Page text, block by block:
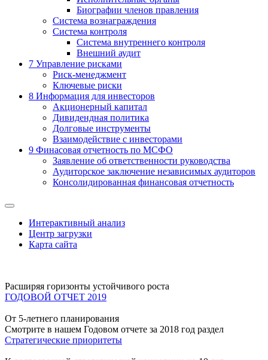
Биографии членов правления
Система вознаграждения
Система контроля
Система внутреннего контроля
Внешний аудит
7 Управление рисками
Риск-менеджмент
Ключевые риски
8 Информация для инвесторов
Акционерный капитал
Дивидендная политика
Долговые инструменты
Взаимодействие с инвеcторами
9 Финасовая отчетность по МСФО
Заявление об ответственности руководства
Аудиторское заключение независимых аудиторов
Консолидированная финансовая отчетность
Интерактивный анализ
Центр загрузки
Карта сайта
Расширяя горизонты устойчивого роста
ГОДОВОЙ ОТЧЕТ 2019
От 5-летнего планирования
Смотрите в нашем Годовом отчете за 2018 год раздел
Стратегические приоритеты